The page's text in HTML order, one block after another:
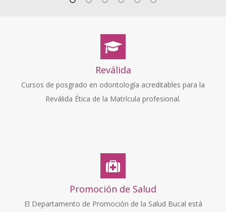
Reválida
Cursos de posgrado en odontología acreditables para la
Reválida Ética de la Matrícula profesional.
Promoción de Salud
El Departamento de Promoción de la Salud Bucal está